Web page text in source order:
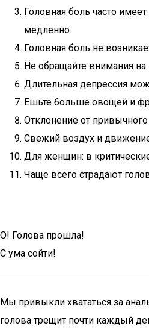
Головная боль часто
медленно.
Головная боль не
Не обращайте внимания
Длительная депрессия
Ешьте больше овощей и
Отклонение от
Свежий воздух и
Для женщин: в
Чаще всего страдают
О! Голова прошла!
С ума сойти!
Мы привыкли хвататься за
голова трещит почти каждый